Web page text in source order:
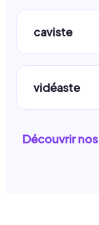
caviste
vidéaste
Découvrir nos